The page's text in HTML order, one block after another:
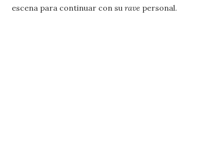
escena para continuar con su rave personal.